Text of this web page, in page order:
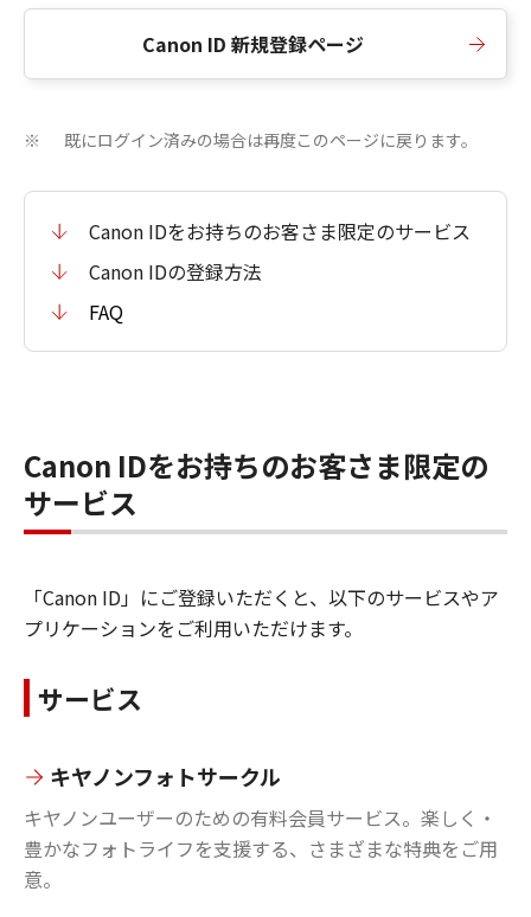
Canon ID 新規登録ページ
※ 既にログイン済みの場合は再度このページに戻ります。
Canon IDをお持ちのお客さま限定のサービス
Canon IDの登録方法
FAQ
Canon IDをお持ちのお客さま限定の
サービス
「Canon ID」にご登録いただくと、以下のサービスやア
プリケーションをご利用いただけます。
サービス
キヤノンフォトサークル
キヤノンユーザーのための有料会員サービス。楽しく・
豊かなフォトライフを支援する、さまざまな特典をご用
意。